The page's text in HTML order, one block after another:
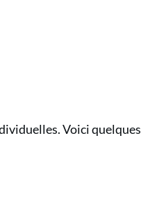
Voici quelques